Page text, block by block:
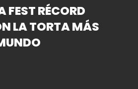
FEST RÉCORD
LA TORTA MÁS